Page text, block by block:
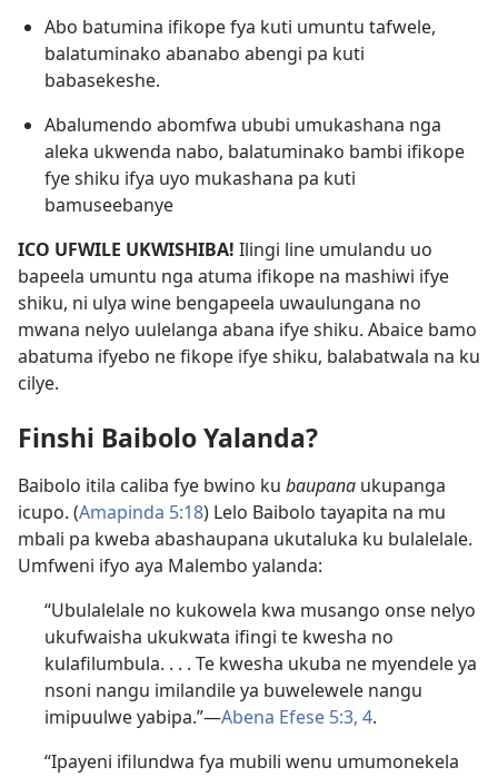
Abo batumina ifikope fya kuti umuntu tafwele,
balatuminako abanabo abengi pa kuti
babasekeshe.
Abalumendo abomfwa ububi umukashana nga
aleka ukwenda nabo, balatuminako bambi ifikope
fye shiku ifya uyo mukashana pa kuti
bamuseebanye
ICO UFWILE UKWISHIBA! Ilingi line umulandu uo
bapeela umuntu nga atuma ifikope na mashiwi ifye
shiku, ni ulya wine bengapeela uwaulungana no
mwana nelyo uulelanga abana ifye shiku. Abaice bamo
abatuma ifyebo ne fikope ifye shiku, balabatwala na ku
cilye.
Finshi Baibolo Yalanda?
Baibolo itila caliba fye bwino ku baupana ukupanga
icupo. (Amapinda 5:18) Lelo Baibolo tayapita na mu
mbali pa kweba abashaupana ukutaluka ku bulalelale.
Umfweni ifyo aya Malembo yalanda:
“Ubulalelale no kukowela kwa musango onse nelyo
ukufwaisha ukukwata ifingi te kwesha no
kulafilumbula. . . . Te kwesha ukuba ne myendele ya
nsoni nangu imilandile ya buwelewele nangu
imipuulwe yabipa.”​—Abena Efese 5:​3, 4.
“Ipayeni ifilundwa fya mubili wenu umumonekela